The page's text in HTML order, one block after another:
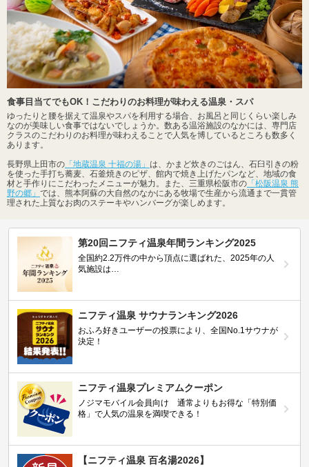
食事目当てでもOK！こだわりのお料理が味わえる温泉・スパ
ゆったりと腰を据えて温泉やスパを利用する場合、お風呂と同じくらい楽しみ
なのが美味しい食事ではないでしょうか。数ある温浴施設のなかには、専門店
クラスのこだわりのお料理が味わえることで人気を博しているところも数多く
あります。
長野県上田市の 「地蔵温泉 十福の湯」 は、かまど炊きのごはん、石臼引きの粉
を使った手打ち蕎麦、石釜焼きのピザ、館内で焼き上げたパンなど、地域の食
材と手作りにこだわったメニューが魅力。また、三重県松阪市の 「松阪温泉 熊
野の郷」 では、熊本阿蘇の大自然のなかにある牧場で生産から流通まで一貫管
理された上質なお肉のステーキやハンバーグが楽しめます。
第20回ニフティ温泉年間ランキング2025
全国約2.2万件の中から頂点に選ばれた、2025年の人
気施設は…
ニフティ温泉 サウナランキング2026
おふろ好きユーザーの投票により、全国No.1サウナが
決定！
ニフティ温泉プレミアムクーポン
ノジマモバイル会員向け 通常よりもお得な「特別価
格」で人気の温泉を満喫できる！
【ニフティ温泉 百名湯2026】